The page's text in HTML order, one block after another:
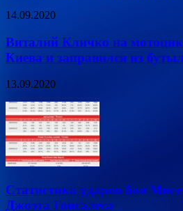
14.09.2020
Виталий Кличко на
Киева и заправился из
13.09.2020
Статистика ударов боя
Джоэта Гонсалеса